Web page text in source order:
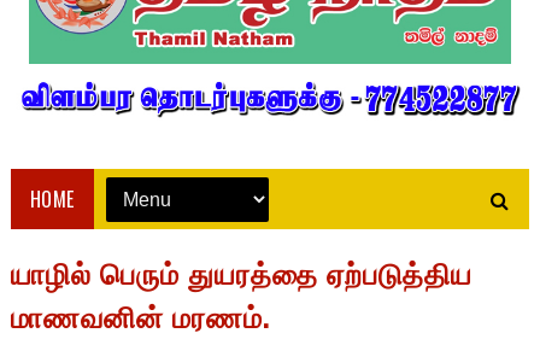
HOME
யாழில் பெரும் துயரத்தை ஏற்படுத்திய
மாணவனின் மரணம்.